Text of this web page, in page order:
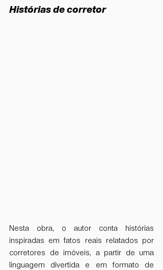
Histórias de corretor
Nesta obra, o autor conta histórias
inspiradas em fatos reais relatados por
corretores de imóveis, a partir de uma
linguagem divertida e em formato de